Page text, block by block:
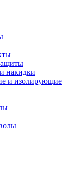
накидки
и изолирующие